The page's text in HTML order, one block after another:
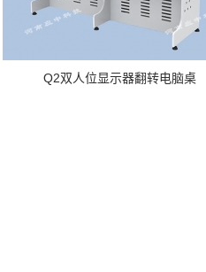
Q2双人位显示器翻转电脑桌